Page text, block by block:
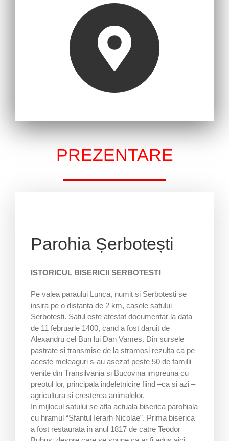
PREZENTARE
Parohia Șerbotești
ISTORICUL BISERICII SERBOTESTI
Pe valea paraului Lunca, numit si Serbotesti se
insira pe o distanta de 2 km, casele satului
Serbotesti. Satul este atestat documentar la data
de 11 februarie 1400, cand a fost daruit de
Alexandru cel Bun lui Dan Vames. Din sursele
pastrate si transmise de la stramosi rezulta ca pe
aceste meleaguri s-au asezat peste 50 de familii
venite din Transilvania si Bucovina impreuna cu
preotul lor, principala indeletnicire fiind –ca si azi –
agricultura si cresterea animalelor.
In mijlocul satului se afla actuala biserica parohiala
cu hramul “Sfantul Ierarh Nicolae”. Prima biserica
a fost restaurata in anul 1817 de catre Teodor